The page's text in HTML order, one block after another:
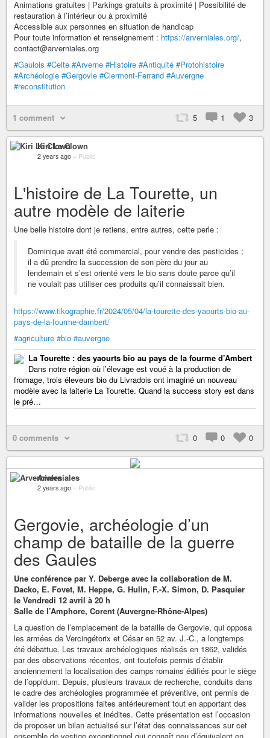
Animations gratuites | Parkings gratuits à proximité | Possibilité de
restauration à l’intérieur ou à proximité
Accessible aux personnes en situation de handicap
Pour toute information et renseignement : https://arverniales.org/,
contact@arverniales.org
#Gaulois #Celte #Arverne #Histoire #Antiquité #Protohistoire
#Archéologie #Gergovie #Clermont-Ferrand #Auvergne
#reconstitution
1 comment 5 1 3
Kiri Le Clown
2 years ago – Public
L'histoire de La Tourette, un
autre modèle de laiterie
Une belle histoire dont je retiens, entre autres, cette perle :
Dominique avait été commercial, pour vendre des pesticides ;
il a dû prendre la succession de son père du jour au
lendemain et s’est orienté vers le bio sans doute parce qu’il
ne voulait pas utiliser ces produits qu’il connaissait bien.
https://www.tikographie.fr/2024/05/04/la-tourette-des-yaourts-bio-au-
pays-de-la-fourme-dambert/
#agriculture #bio #auvergne
La Tourette : des yaourts bio au pays de la fourme d’Ambert
Dans notre région où l’élevage est voué à la production de
fromage, trois éleveurs bio du Livradois ont imaginé un nouveau
modèle avec la laiterie La Tourette. Quand la success story est dans
le pré…
0 comments 0 0 0
Arverniales
2 years ago – Public
Gergovie, archéologie d’un
champ de bataille de la guerre
des Gaules
Une conférence par Y. Deberge avec la collaboration de M.
Dacko, E. Fovet, M. Heppe, G. Hulin, F.-X. Simon, D. Pasquier
le Vendredi 12 avril à 20 h
Salle de l’Amphore, Corent (Auvergne-Rhône-Alpes)
La question de l’emplacement de la bataille de Gergovie, qui opposa
les armées de Vercingétorix et César en 52 av. J.-C., a longtemps
été débattue. Les travaux archéologiques réalisés en 1862, validés
par des observations récentes, ont toutefois permis d’établir
anciennement la localisation des camps romains édifiés pour le siège
de l’oppidum. Depuis, plusieurs travaux de recherche, conduits dans
le cadre des archéologies programmée et préventive, ont permis de
valider les propositions faites antérieurement tout en apportant des
informations nouvelles et inédites. Cette présentation est l’occasion
de proposer un bilan actualisé sur l’état des connaissances sur cet